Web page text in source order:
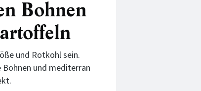
Bohnen
und Rotkohl sein.
Bohnen und mediterran